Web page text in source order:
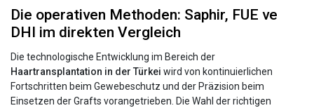
Die operativen Methoden: Saphir, FUE ve
DHI im direkten Vergleich
Die technologische Entwicklung im Bereich der
Haartransplantation in der Türkei wird von kontinuierlichen
Fortschritten beim Gewebeschutz und der Präzision beim
Einsetzen der Grafts vorangetrieben. Die Wahl der richtigen